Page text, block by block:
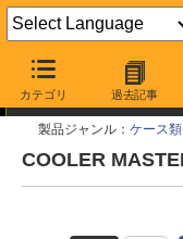
カテゴリ 過去記事
今週見つけた新製品
製品ジャンル： ケース類
COOLER